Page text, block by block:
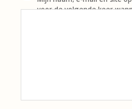
voor de volgende keer